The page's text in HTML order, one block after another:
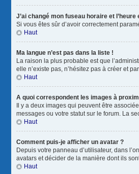
J’ai changé mon fuseau horaire et
Si vous êtes sûr d’avoir correctement
Haut
Ma langue n’est pas dans la liste !
La raison la plus probable est que
elle n’existe pas, n’hésitez pas à créer et
Haut
A quoi correspondent les images à
Il y a deux images qui peuvent être
messages ou votre statut sur le forum. La
Haut
Comment puis-je afficher un avatar ?
Depuis votre panneau d’utilisateur, dans
avatars et décider de la manière dont ils
Haut